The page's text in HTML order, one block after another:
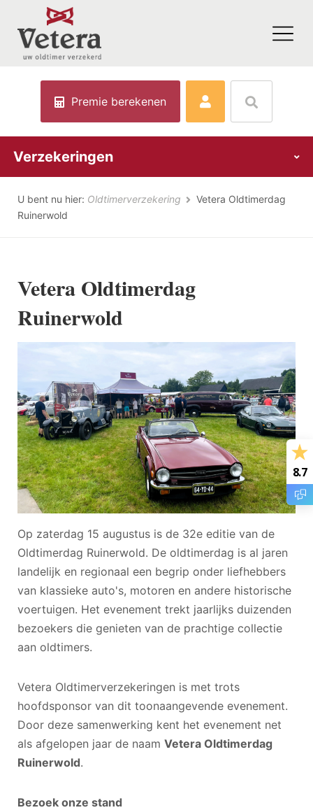
Premie berekenen
Verzekeringen
U bent nu hier: Oldtimerverzekering
Vetera Oldtimerdag
Ruinerwold
Vetera Oldtimerdag
Ruinerwold
Op zaterdag 15 augustus is de 32e editie van de
Oldtimerdag Ruinerwold. De oldtimerdag is al jaren
landelijk en regionaal een begrip onder liefhebbers
van klassieke auto's, motoren en andere historische
voertuigen. Het evenement trekt jaarlijks duizenden
bezoekers die genieten van de prachtige collectie
aan oldtimers.
Vetera Oldtimerverzekeringen is met trots
hoofdsponsor van dit toonaangevende evenement.
Door deze samenwerking kent het evenement net
als afgelopen jaar de naam Vetera Oldtimerdag
Ruinerwold.
Bezoek onze stand
8.7